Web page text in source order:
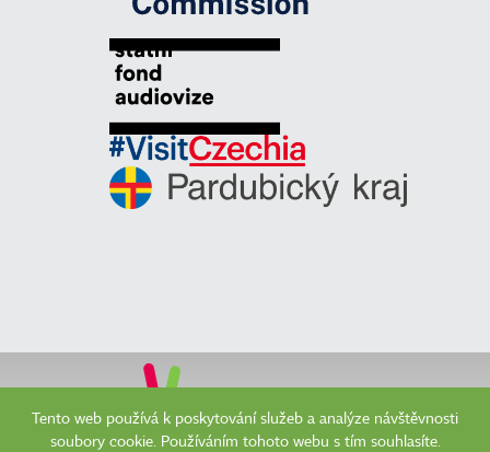
Tento web používá k poskytování služeb a analýze návštěvnosti
soubory cookie. Používáním tohoto webu s tím souhlasíte.